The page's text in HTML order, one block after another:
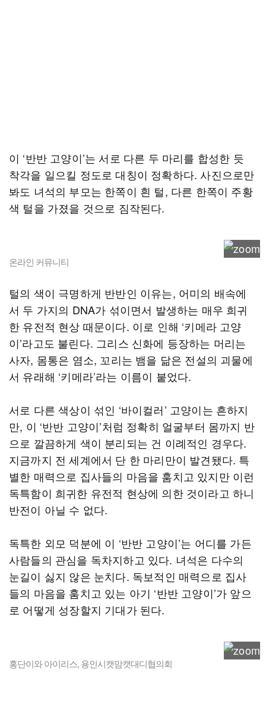
이 ‘반반 고양이’는 서로 다른 두 마리를 합성한 듯
착각을 일으킬 정도로 대칭이 정확하다. 사진으로만
봐도 녀석의 부모는 한쪽이 흰 털, 다른 한쪽이 주황
색 털을 가졌을 것으로 짐작된다.
온라인 커뮤니티
털의 색이 극명하게 반반인 이유는, 어미의 배속에
서 두 가지의 DNA가 섞이면서 발생하는 매우 희귀
한 유전적 현상 때문이다. 이로 인해 ‘키메라 고양
이’라고도 불린다. 그리스 신화에 등장하는 머리는
사자, 몸통은 염소, 꼬리는 뱀을 닮은 전설의 괴물에
서 유래해 ‘키메라’라는 이름이 붙었다.
서로 다른 색상이 섞인 ‘바이컬러’ 고양이는 흔하지
만, 이 ‘반반 고양이’처럼 정확히 얼굴부터 몸까지 반
으로 깔끔하게 색이 분리되는 건 이례적인 경우다.
지금까지 전 세계에서 단 한 마리만이 발견됐다. 특
별한 매력으로 집사들의 마음을 훔치고 있지만 이런
독특함이 희귀한 유전적 현상에 의한 것이라고 하니
반전이 아닐 수 없다.
독특한 외모 덕분에 이 ‘반반 고양이’는 어디를 가든
사람들의 관심을 독차지하고 있다. 녀석은 다수의
눈길이 싫지 않은 눈치다. 독보적인 매력으로 집사
들의 마음을 훔치고 있는 아기 ‘반반 고양이’가 앞으
로 어떻게 성장할지 기대가 된다.
홍단이와 아이리스, 용인시캣맘캣대디협의회